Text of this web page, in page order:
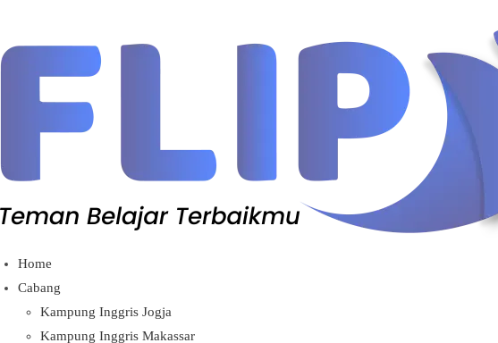
konten
Home
Cabang
Kampung Inggris Jogja
Kampung Inggris Makassar